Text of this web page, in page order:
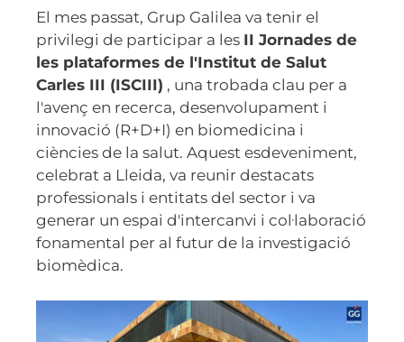
El mes passat, Grup Galilea va tenir el
privilegi de participar a les II Jornades de
les plataformes de l'Institut de Salut
Carles III (ISCIII) , una trobada clau per a
l'avenç en recerca, desenvolupament i
innovació (R+D+I) en biomedicina i
ciències de la salut. Aquest esdeveniment,
celebrat a Lleida, va reunir destacats
professionals i entitats del sector i va
generar un espai d'intercanvi i col·laboració
fonamental per al futur de la investigació
biomèdica.